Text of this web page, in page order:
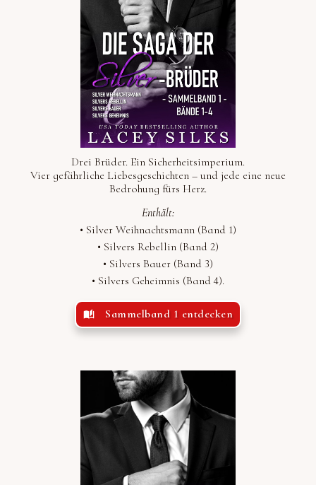
Drei Brüder. Ein Sicherheitsimperium.
Vier gefährliche Liebesgeschichten – und jede eine neue
Bedrohung fürs Herz.
Enthält:
• Silver Weihnachtsmann (Band 1)
• Silvers Rebellin (Band 2)
• Silvers Bauer (Band 3)
• Silvers Geheimnis (Band 4).
Sammelband 1 entdecken